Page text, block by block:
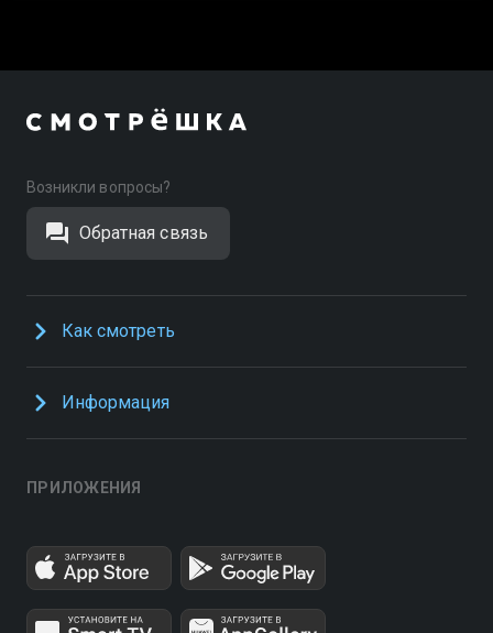
Возникли вопросы?
Обратная связь
Как смотреть
Информация
ПРИЛОЖЕНИЯ